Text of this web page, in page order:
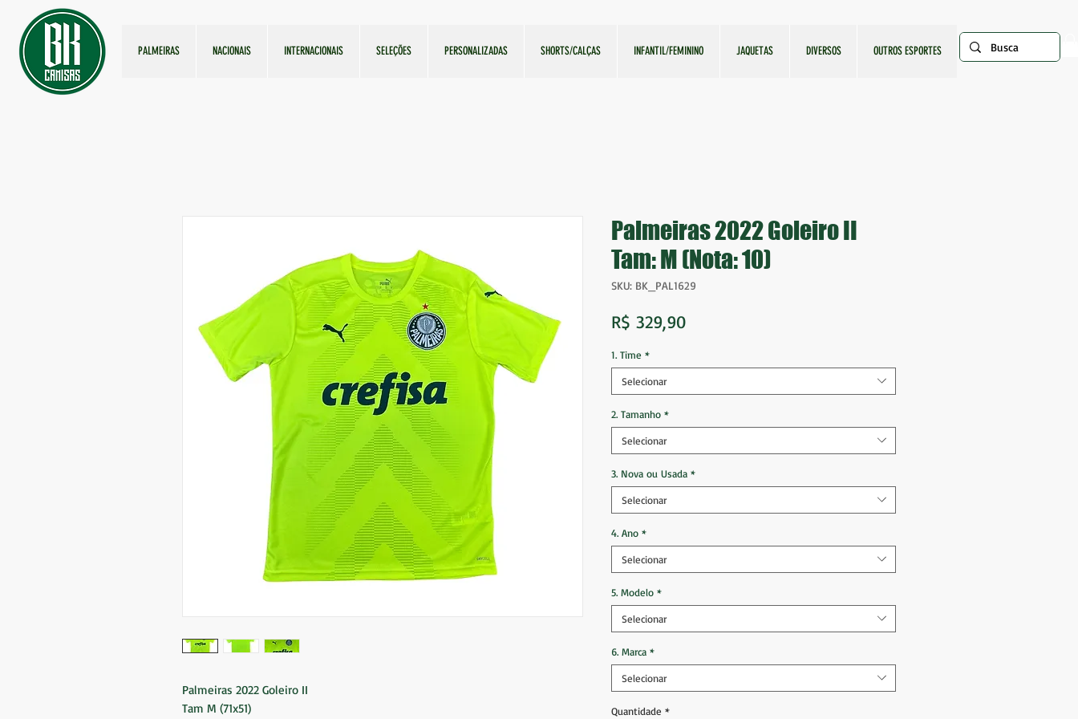
PALMEIRAS NACIONAIS INTERNACIONAIS SELEÇÕES PERSONALIZADAS SHORTS/CALÇAS INFANTIL/FEMININO JAQUETAS DIVERSOS OUTROS ESPORTES
Palmeiras 2022 Goleiro II
Tam M (71x51)
Palmeiras 2022 Goleiro II
Tam: M (Nota: 10)
SKU: BK_PAL1629
R$ 329,90Preço
1. Time *
Selecionar
2. Tamanho *
Selecionar
3. Nova ou Usada *
Selecionar
4. Ano *
Selecionar
5. Modelo *
Selecionar
6. Marca *
Selecionar
Quantidade *